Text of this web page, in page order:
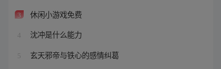
3 休闲小游戏免费
4 沈冲是什么能力
5 玄天邪帝与铁心的感情纠葛